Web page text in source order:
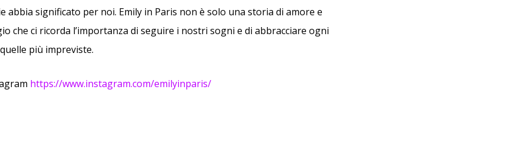
abbia significato per noi. Emily in Paris non è solo una storia di amore e
che ci ricorda l’importanza di seguire i nostri sogni e di abbracciare ogni
più impreviste.
https://www.instagram.com/emilyinparis/